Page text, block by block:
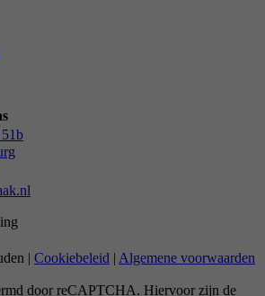
| Cookiebeleid | Algemene voorwaarden
door reCAPTCHA. Hiervoor zijn de